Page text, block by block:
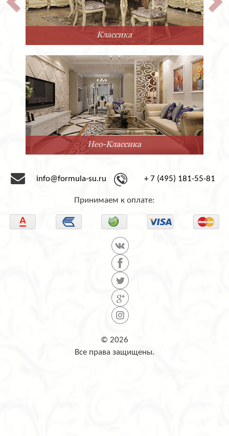
Классика
Нео-Классика
info@formula-su.ru + 7 (495) 181-55-81
Принимаем к оплате:
© 2026
Все права защищены.